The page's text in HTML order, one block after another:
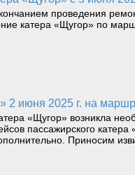
проведения
катера «Щугор» по
2 июня 2025 г. на
«Щугор» возникла
пассажирского
Приносим